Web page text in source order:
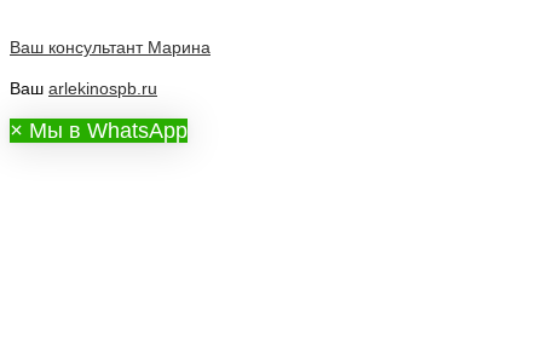
Ваш консультант Марина
Ваш arlekinospb.ru
× Мы в WhatsApp